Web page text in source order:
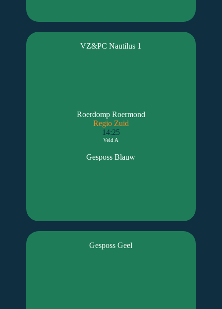
VZ&PC Nautilus 1
Roerdomp Roermond
Regio Zuid
14:25
Veld A
Gesposs Blauw
Gesposs Geel